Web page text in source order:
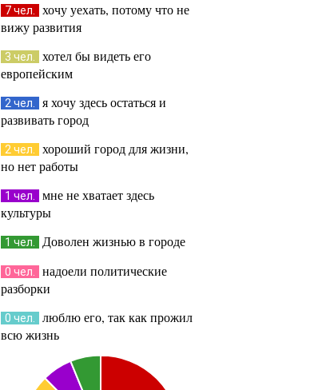
7 чел.
хочу уехать, потому что не
вижу развития
3 чел.
хотел бы видеть его
европейским
2 чел.
я хочу здесь остаться и
развивать город
2 чел.
хороший город для жизни,
но нет работы
1 чел.
мне не хватает здесь
культуры
1 чел. Доволен жизнью в городе
0 чел.
надоели политические
разборки
0 чел.
люблю его, так как прожил
всю жизнь